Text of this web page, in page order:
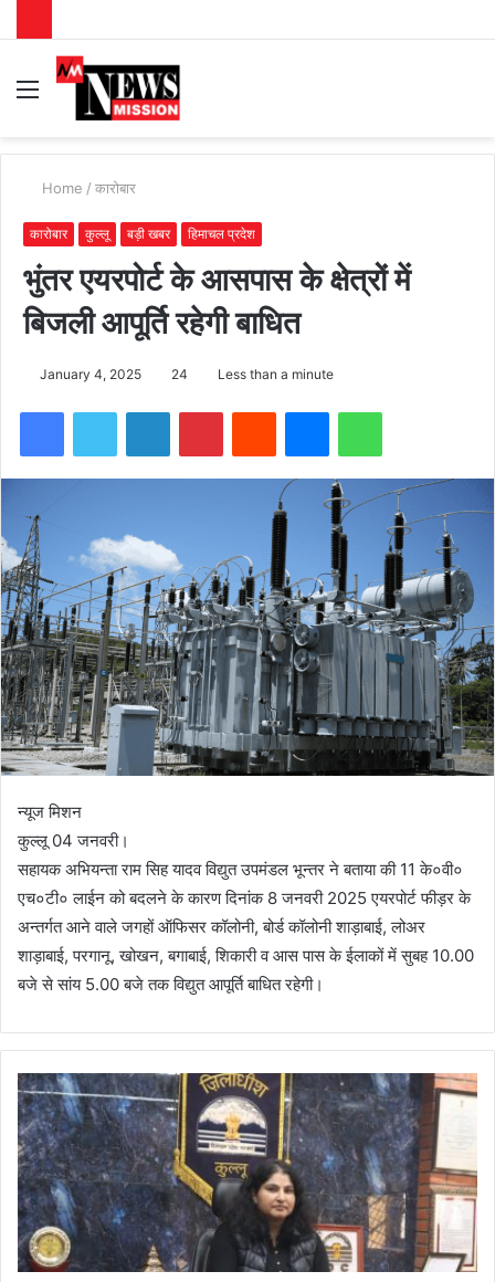
Menu
Home / कारोबार
कारोबार कुल्लू बड़ी खबर हिमाचल प्रदेश
भुंतर एयरपोर्ट के आसपास के क्षेत्रों में
बिजली आपूर्ति रहेगी बाधित
January 4, 2025 24 Less than a minute
न्यूज मिशन
कुल्लू 04 जनवरी।
सहायक अभियन्ता राम सिह यादव विद्युत उपमंडल भून्तर ने बताया की 11 के०वी०
एच०टी० लाईन को बदलने के कारण दिनांक 8 जनवरी 2025 एयरपोर्ट फीड़र के
अन्तर्गत आने वाले जगहों ऑफिसर कॉलोनी, बोर्ड कॉलोनी शाड़ाबाई, लोअर
शाड़ाबाई, परगानू, खोखन, बगाबाई, शिकारी व आस पास के ईलाकों में सुबह 10.00
बजे से सांय 5.00 बजे तक विद्युत आपूर्ति बाधित रहेगी।